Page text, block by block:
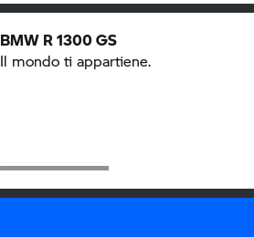
BMW R 1300 GS
Il mondo ti appartiene.